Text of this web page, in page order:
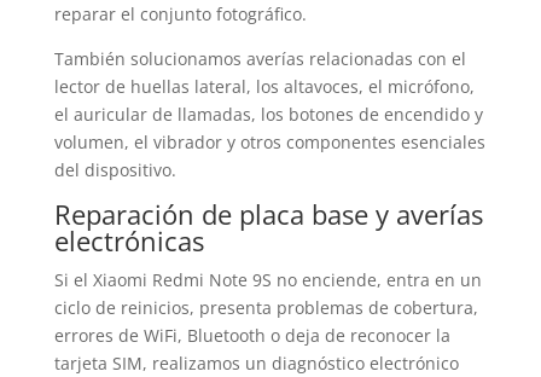
reparar el conjunto fotográfico.
También solucionamos averías relacionadas con el
lector de huellas lateral, los altavoces, el micrófono,
el auricular de llamadas, los botones de encendido y
volumen, el vibrador y otros componentes esenciales
del dispositivo.
Reparación de placa base y averías
electrónicas
Si el Xiaomi Redmi Note 9S no enciende, entra en un
ciclo de reinicios, presenta problemas de cobertura,
errores de WiFi, Bluetooth o deja de reconocer la
tarjeta SIM, realizamos un diagnóstico electrónico